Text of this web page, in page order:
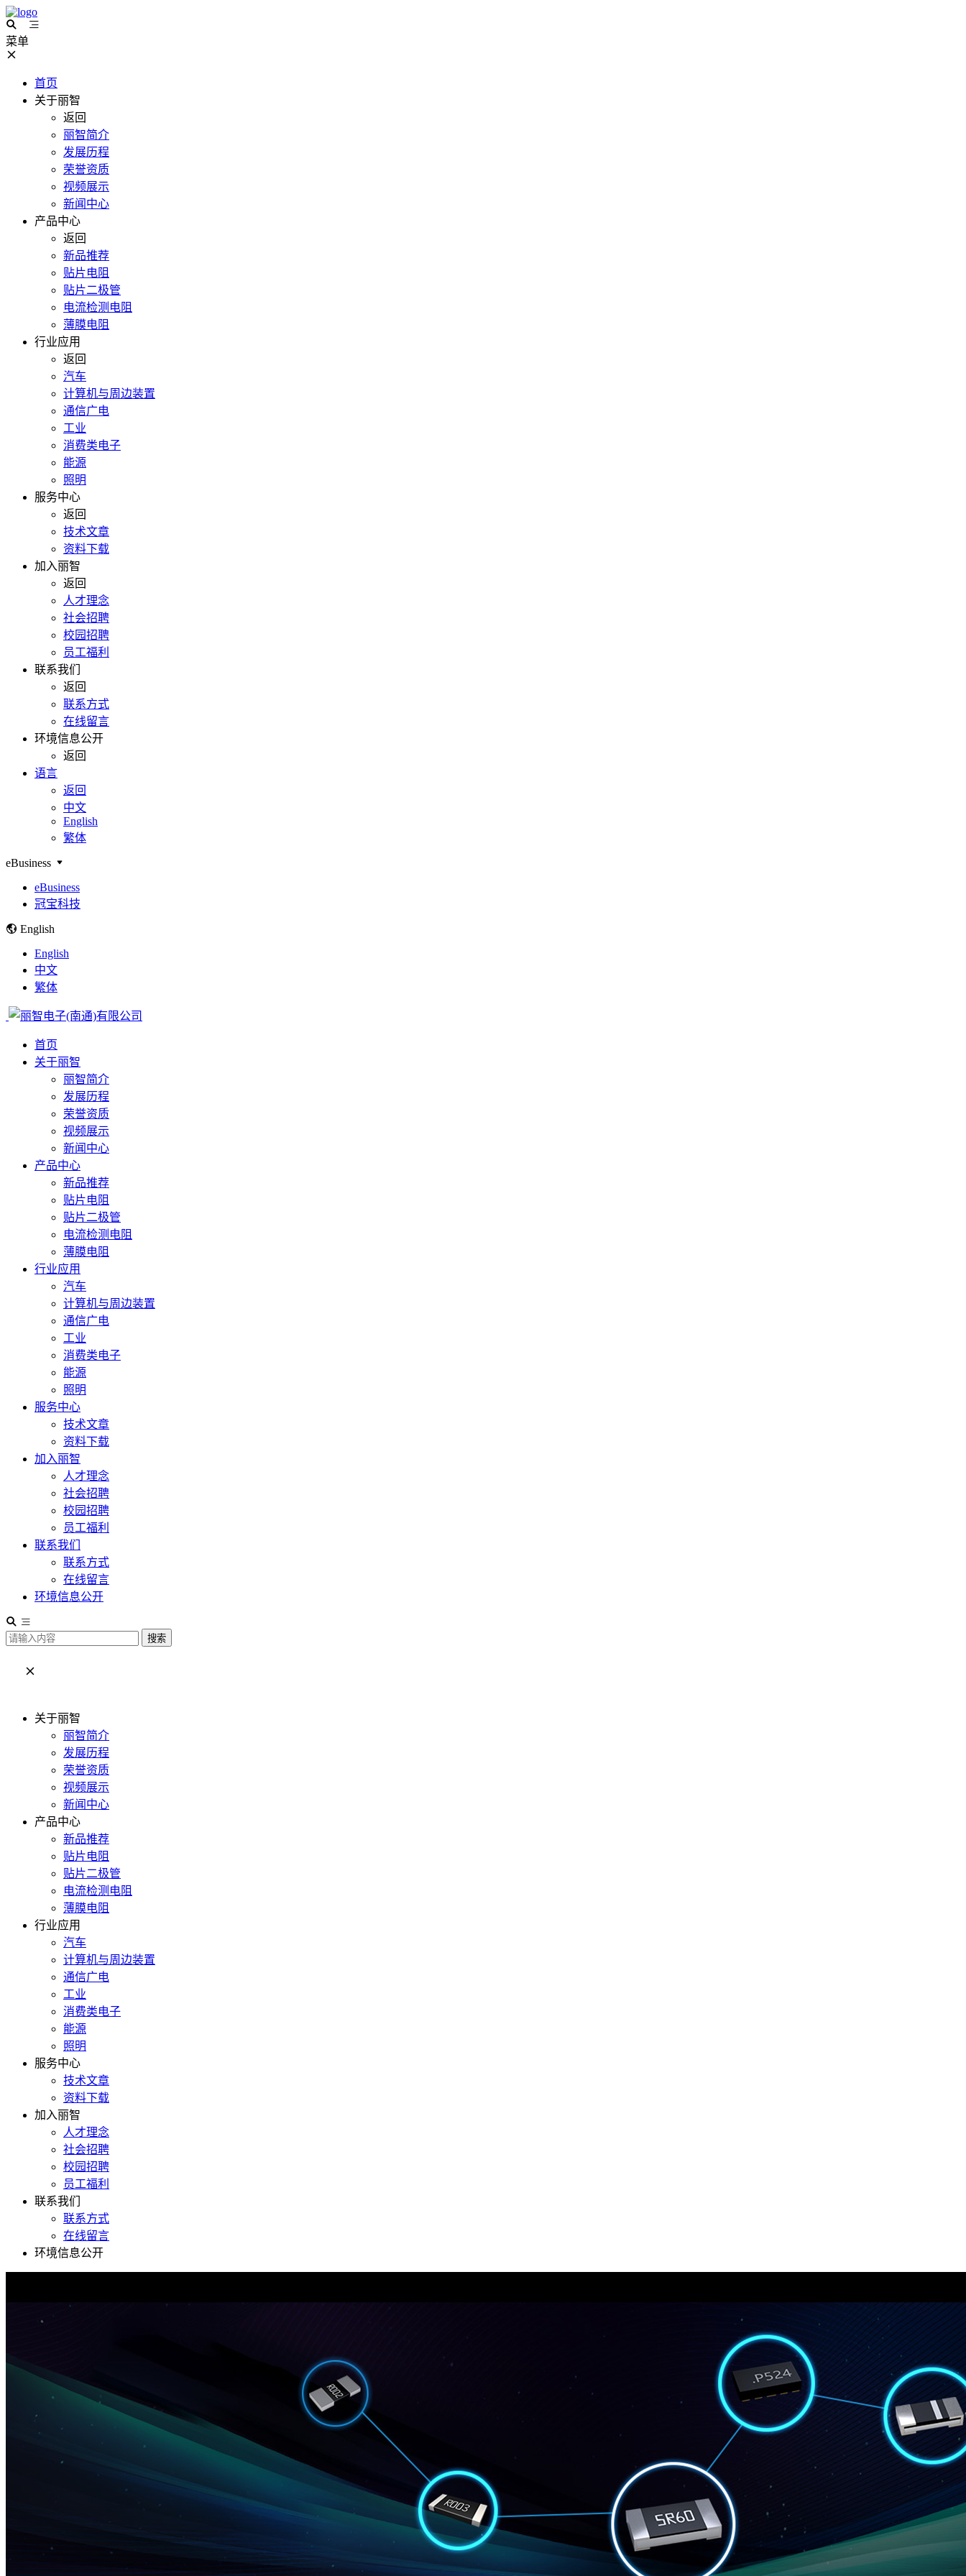
菜单
首页
关于丽智
返回
丽智简介
发展历程
荣誉资质
视频展示
新闻中心
产品中心
返回
新品推荐
贴片电阻
贴片二极管
电流检测电阻
薄膜电阻
行业应用
返回
汽车
计算机与周边装置
通信广电
工业
消费类电子
能源
照明
服务中心
返回
技术文章
资料下载
加入丽智
返回
人才理念
社会招聘
校园招聘
员工福利
联系我们
返回
联系方式
在线留言
环境信息公开
返回
语言
返回
中文
English
繁体
eBusiness
eBusiness
冠宝科技
English
English
中文
繁体
首页
关于丽智
丽智简介
发展历程
荣誉资质
视频展示
新闻中心
产品中心
新品推荐
贴片电阻
贴片二极管
电流检测电阻
薄膜电阻
行业应用
汽车
计算机与周边装置
通信广电
工业
消费类电子
能源
照明
服务中心
技术文章
资料下载
加入丽智
人才理念
社会招聘
校园招聘
员工福利
联系我们
联系方式
在线留言
环境信息公开
搜索
关于丽智
丽智简介
发展历程
荣誉资质
视频展示
新闻中心
产品中心
新品推荐
贴片电阻
贴片二极管
电流检测电阻
薄膜电阻
行业应用
汽车
计算机与周边装置
通信广电
工业
消费类电子
能源
照明
服务中心
技术文章
资料下载
加入丽智
人才理念
社会招聘
校园招聘
员工福利
联系我们
联系方式
在线留言
环境信息公开